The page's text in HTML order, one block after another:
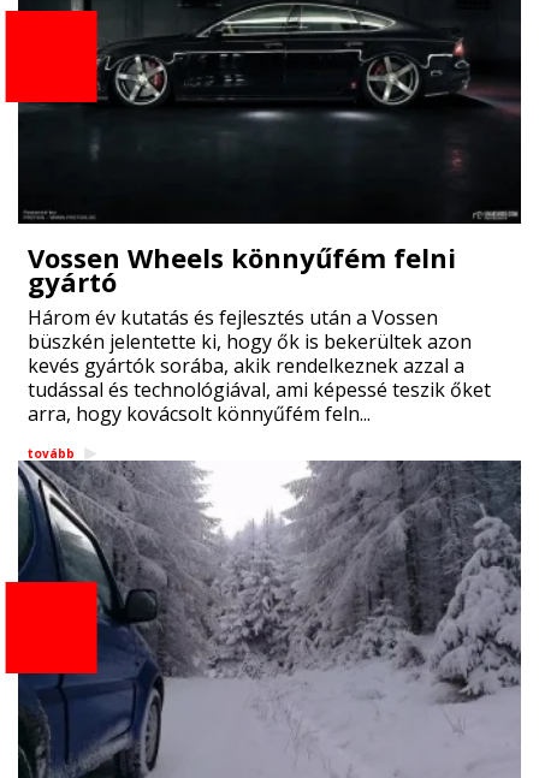
Vossen Wheels könnyűfém felni
gyártó
Három év kutatás és fejlesztés után a Vossen
büszkén jelentette ki, hogy ők is bekerültek azon
kevés gyártók sorába, akik rendelkeznek azzal a
tudással és technológiával, ami képessé teszik őket
arra, hogy kovácsolt könnyűfém feln...
tovább